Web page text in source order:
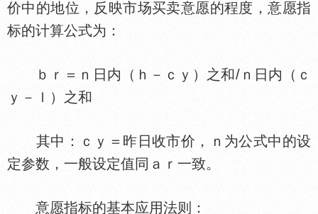
价中的地位，反映市场买卖意愿的程度，意愿指
标的计算公式为：
ｂｒ＝ｎ日内（ｈ－ｃｙ）之和/ｎ日内（ｃ
ｙ－ｌ）之和
其中：ｃｙ＝昨日收市价，ｎ为公式中的设
定参数，一般设定值同ａｒ一致。
意愿指标的基本应用法则：